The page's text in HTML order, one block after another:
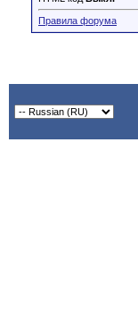
Правила форума